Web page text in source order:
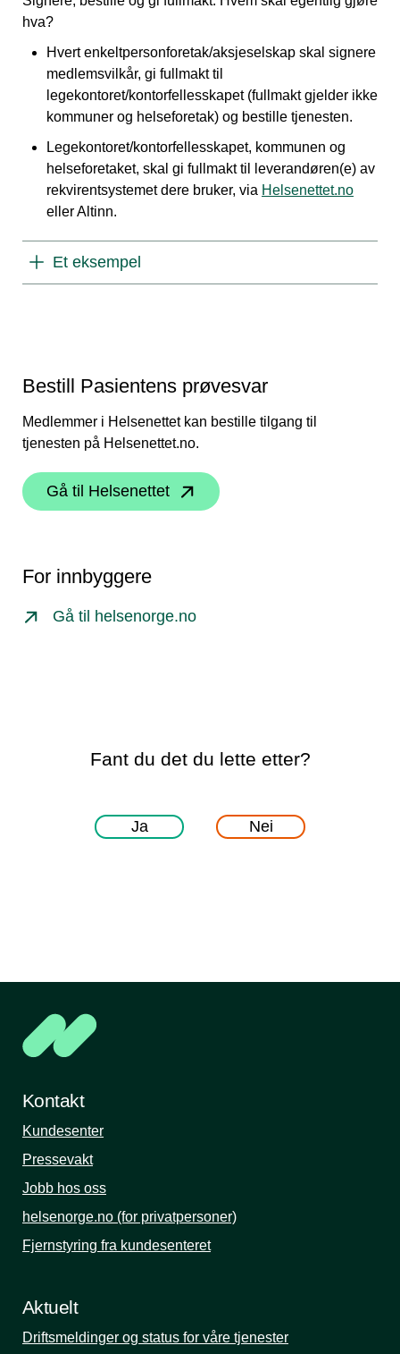
hva?
Hvert enkeltpersonforetak/aksjeselskap skal signere
medlemsvilkår, gi fullmakt til
legekontoret/kontorfellesskapet (fullmakt gjelder ikke
kommuner og helseforetak) og bestille tjenesten.
Legekontoret/kontorfellesskapet, kommunen og
helseforetaket, skal gi fullmakt til leverandøren(e) av
rekvirentsystemet dere bruker, via Helsenettet.no
eller Altinn.
Et eksempel
Bestill Pasientens prøvesvar
Medlemmer i Helsenettet kan bestille tilgang til
tjenesten på Helsenettet.no.
Gå til Helsenettet
For innbyggere
Gå til helsenorge.no
Fant du det du lette etter?
Ja Nei
Kontakt
Kundesenter
Pressevakt
Jobb hos oss
helsenorge.no (for privatpersoner)
Fjernstyring fra kundesenteret
Aktuelt
Driftsmeldinger og status for våre tjenester